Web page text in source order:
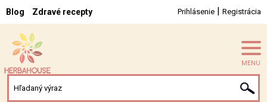
Blog Zdravé recepty Prihlásenie | Registrácia
MENU